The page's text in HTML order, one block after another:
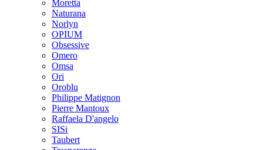
Moretta
Naturana
Norlyn
OPIUM
Obsessive
Omero
Omsa
Ori
Oroblu
Philippe Matignon
Pierre Mantoux
Raffaela D'angelo
SISi
Taubert